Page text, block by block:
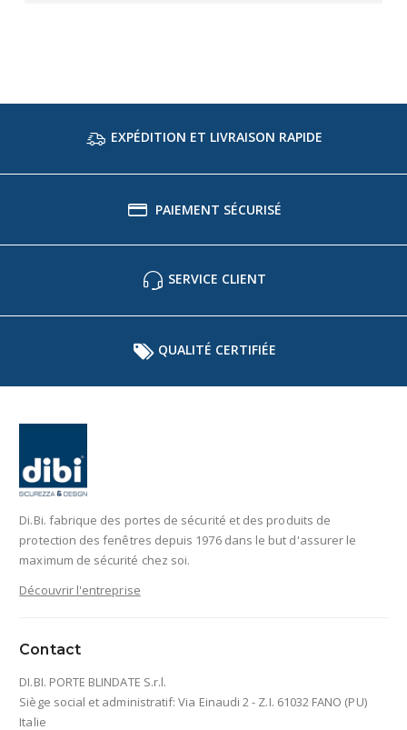
EXPÉDITION ET LIVRAISON RAPIDE
PAIEMENT SÉCURISÉ
SERVICE CLIENT
QUALITÉ CERTIFIÉE
Di.Bi. fabrique des portes de sécurité et des produits de
protection des fenêtres depuis 1976 dans le but d'assurer le
maximum de sécurité chez soi.
Découvrir l'entreprise
Contact
DI.BI. PORTE BLINDATE S.r.l.
Siège social et administratif: Via Einaudi 2 - Z.I. 61032 FANO (PU)
Italie